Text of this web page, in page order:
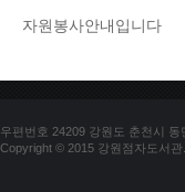
자원봉사안내입니다
우편번호 24209 강원도 춘천시
Copyright © 2015 강원점자도서관